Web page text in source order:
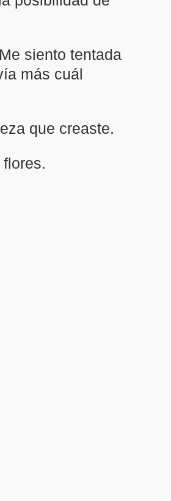
siento tentada
más cuál
que creaste.